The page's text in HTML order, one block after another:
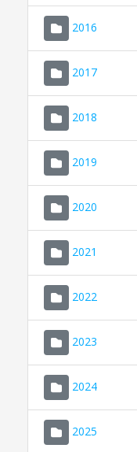
2016
2017
2018
2019
2020
2021
2022
2023
2024
2025